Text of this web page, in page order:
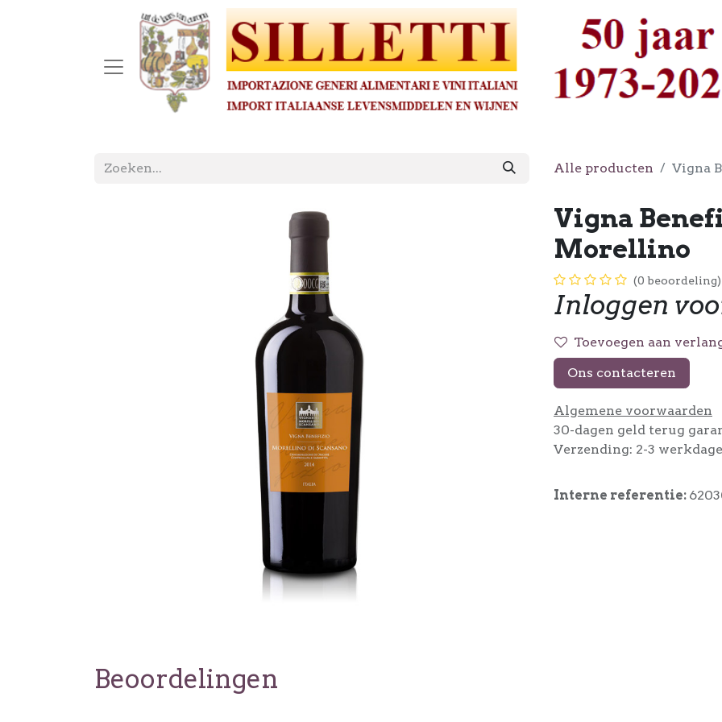
Alle producten Vigna
Vigna
Morellino
(0 beoordeling)
Inloggen
Toevoegen aan
Ons contacteren
Algemene voorwaarden
30-dagen geld terug
Verzending: 2-3
Interne referentie:
Beoordelingen